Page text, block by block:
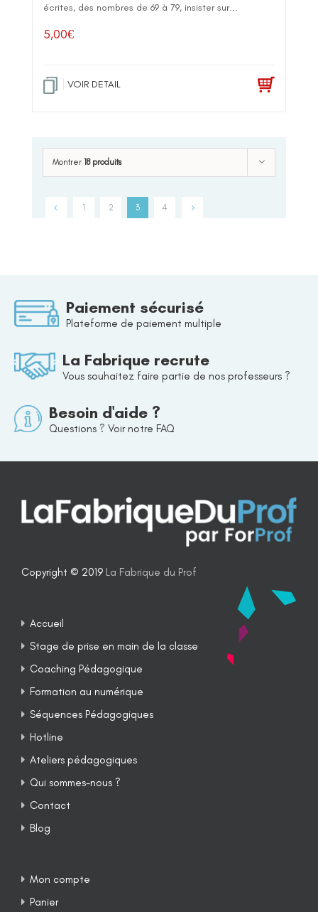
écrites, des nombres de 69 à 79, insister sur...
5,00€
VOIR DETAIL
Montrer 18 produits
1 2 3 4
Paiement sécurisé
Plateforme de paiement multiple
La Fabrique recrute
Vous souhaitez faire partie de nos professeurs ?
Besoin d'aide ?
Questions ? Voir notre FAQ
Copyright © 2019 La Fabrique du Prof
Accueil
Stage de prise en main de la classe
Coaching Pédagogique
Formation au numérique
Séquences Pédagogiques
Hotline
Ateliers pédagogiques
Qui sommes-nous ?
Contact
Blog
Mon compte
Panier